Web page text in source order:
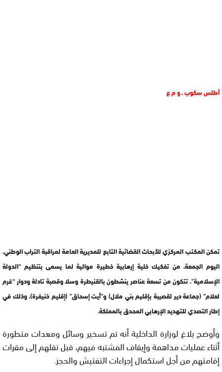
أطلس سكوب ـ و م ع
تمكن المكتب المركزي للأبحاث القضائية التابع للمديرية العامة لمراقبة التراب الوطني،
اليوم الجمعة، من تفكيك خلية إرهابية خطيرة موالية لما يسمى بتنظيم “الدولة
الإسلامية”، تتكون من تسعة عناصر ينشطون بالقنيطرة وسلا وقصبة تادلة ودوار “غرم
لعلام” (جماعة دير لقصيبة بإقليم بني ملال) و”أيت إسحاق” (إقليم خنيفرة)، وذلك في
إطار التصدي للتهديد الإرهابي المحدق بالمملكة.
وأوضح بلاغ لوزارة الداخلية أنه تم تسخير وسائل ومعدات متطورة
أثناء عمليات مداهمة وإيقاف المشتبه فيهم، قبل نقلهم إلى مقرات
إقامتهم من أجل استكمال إجراءات التفتيش والحجز.